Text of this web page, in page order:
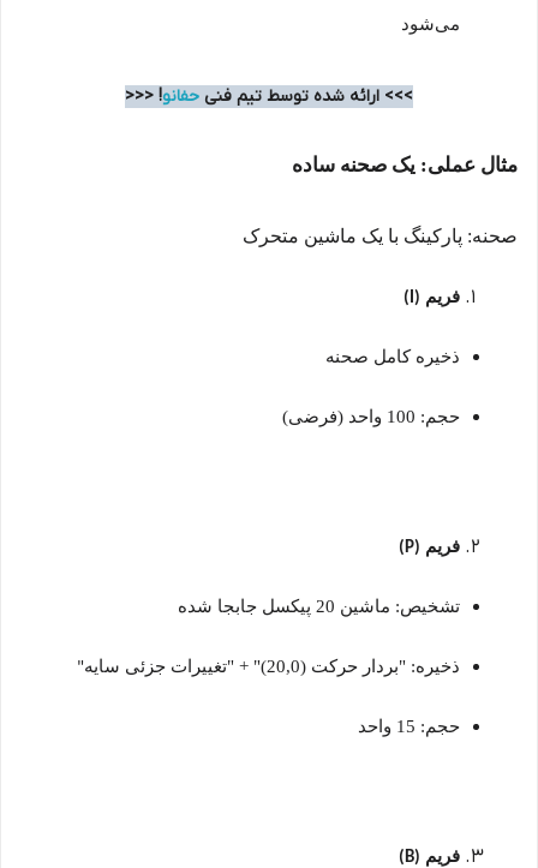
می‌شود
>>> ارائه شده توسط تیم فنی حفانو! <<<
مثال عملی: یک صحنه ساده
صحنه: پارکینگ با یک ماشین متحرک
فریم (I)
ذخیره کامل صحنه
حجم: 100 واحد (فرضی)
فریم (P)
تشخیص: ماشین 20 پیکسل جابجا شده
ذخیره: "بردار حرکت (20,0)" + "تغییرات جزئی سایه "
حجم: 15 واحد
فریم (B)